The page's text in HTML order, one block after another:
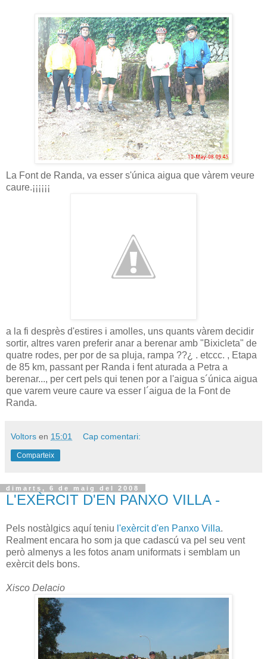
La Font de Randa, va esser s'única aigua que vàrem veure
caure.¡¡¡¡¡¡
a la fi desprès d'estires i amolles, uns quants vàrem decidir
sortir, altres varen preferir anar a berenar amb "Bixicleta" de
quatre rodes, per por de sa pluja, rampa ??¿ . etccc. , Etapa
de 85 km, passant per Randa i fent aturada a Petra a
berenar..., per cert pels qui tenen por a l'aigua s´única aigua
que varem veure caure va esser l´aigua de la Font de
Randa.
Voltors en 15:01 Cap comentari:
Comparteix
dimarts, 6 de maig del 2008
L'EXÈRCIT D'EN PANXO VILLA -
Pels nostàlgics aquí teniu l'exèrcit d'en Panxo Villa.
Realment encara ho som ja que cadascú va pel seu vent
però almenys a les fotos anam uniformats i semblam un
exèrcit dels bons.
Xisco Delacio